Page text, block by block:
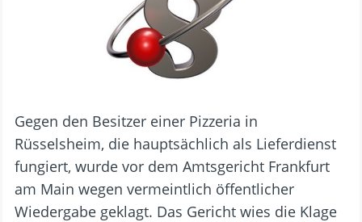
Gegen den Besitzer einer Pizzeria in
Rüsselsheim, die hauptsächlich als Lieferdienst
fungiert, wurde vor dem Amtsgericht Frankfurt
am Main wegen vermeintlich öffentlicher
Wiedergabe geklagt. Das Gericht wies die Klage